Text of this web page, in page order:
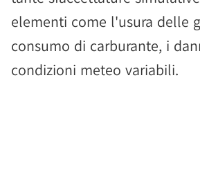
elementi come l'usura delle
consumo di carburante, i
condizioni meteo variabili.